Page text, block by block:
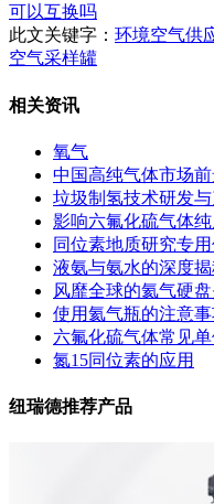
可以互换吗
此文关键字： 环境空气供
空气采样罐
相关资讯
氧气
中国高纯气体市场
垃圾制氢技术研发
影响六氟化硫气体纯
同位素地质研究专
液氨与氨水的深度
风靡全球的氦气硬盘
使用氦气瓶的注意事
六氟化硫气体常见
氮15同位素的应用
纽瑞德推荐产品